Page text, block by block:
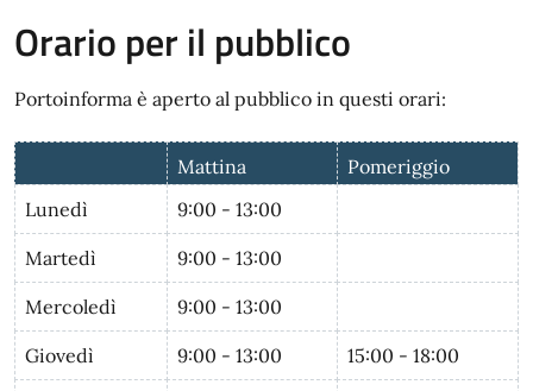
Orario per il pubblico
Portoinforma è aperto al pubblico in questi orari:
Mattina
Pomeriggio
Lunedì
9:00 - 13:00
Martedì 9:00 - 13:00
Mercoledì 9:00 - 13:00
Giovedì 9:00 - 13:00 15:00 - 18:00